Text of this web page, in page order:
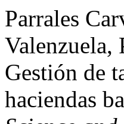
Parrales
Valenzuela,
Gestión de
haciendas